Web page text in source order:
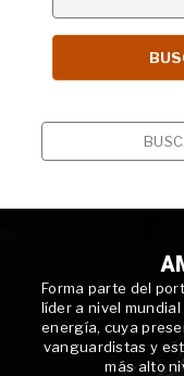
Forma parte del
líder a nivel
energía, cuya
vanguardistas y
más alto